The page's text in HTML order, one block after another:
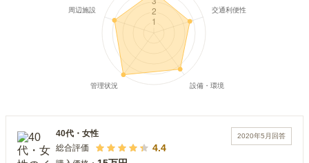
2020年5月 回答
40代 ・ 女性
総合評価
4.4